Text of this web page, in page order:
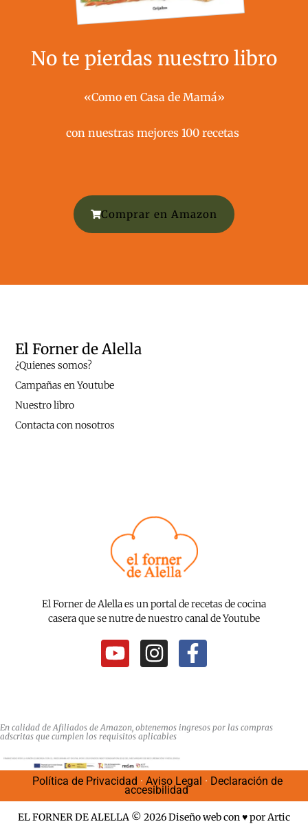
No te pierdas nuestro libro
«Como en Casa de Mamá»
con nuestras mejores 100 recetas ​
Comprar en Amazon
El Forner de Alella es un portal de recetas de cocina
casera que se nutre de nuestro canal de Youtube
Y
o
u
e
I
n
a
r
a
m
F
a
b
o
k
-
El Forner de Alella
¿Quienes somos?
Campañas en Youtube
Nuestro libro
Contacta con nosotros
En calidad de Afiliados de Amazon, obtenemos ingresos por las compras
adscritas que cumplen los requisitos aplicables
Política de Privacidad · Aviso Legal · Declaración de
accesibilidad
EL FORNER DE ALELLA © 2026Diseño webcon ♥️ por Artic